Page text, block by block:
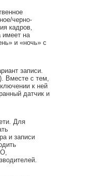
черно-
кадров,
имеет на
и «ночь» с
записи.
Вместе с тем,
к ней
датчик и
Для
и записи